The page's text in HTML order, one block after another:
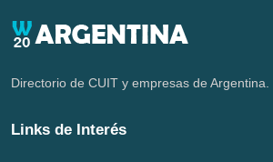
Directorio de CUIT y empresas de Argentina.
Links de Interés